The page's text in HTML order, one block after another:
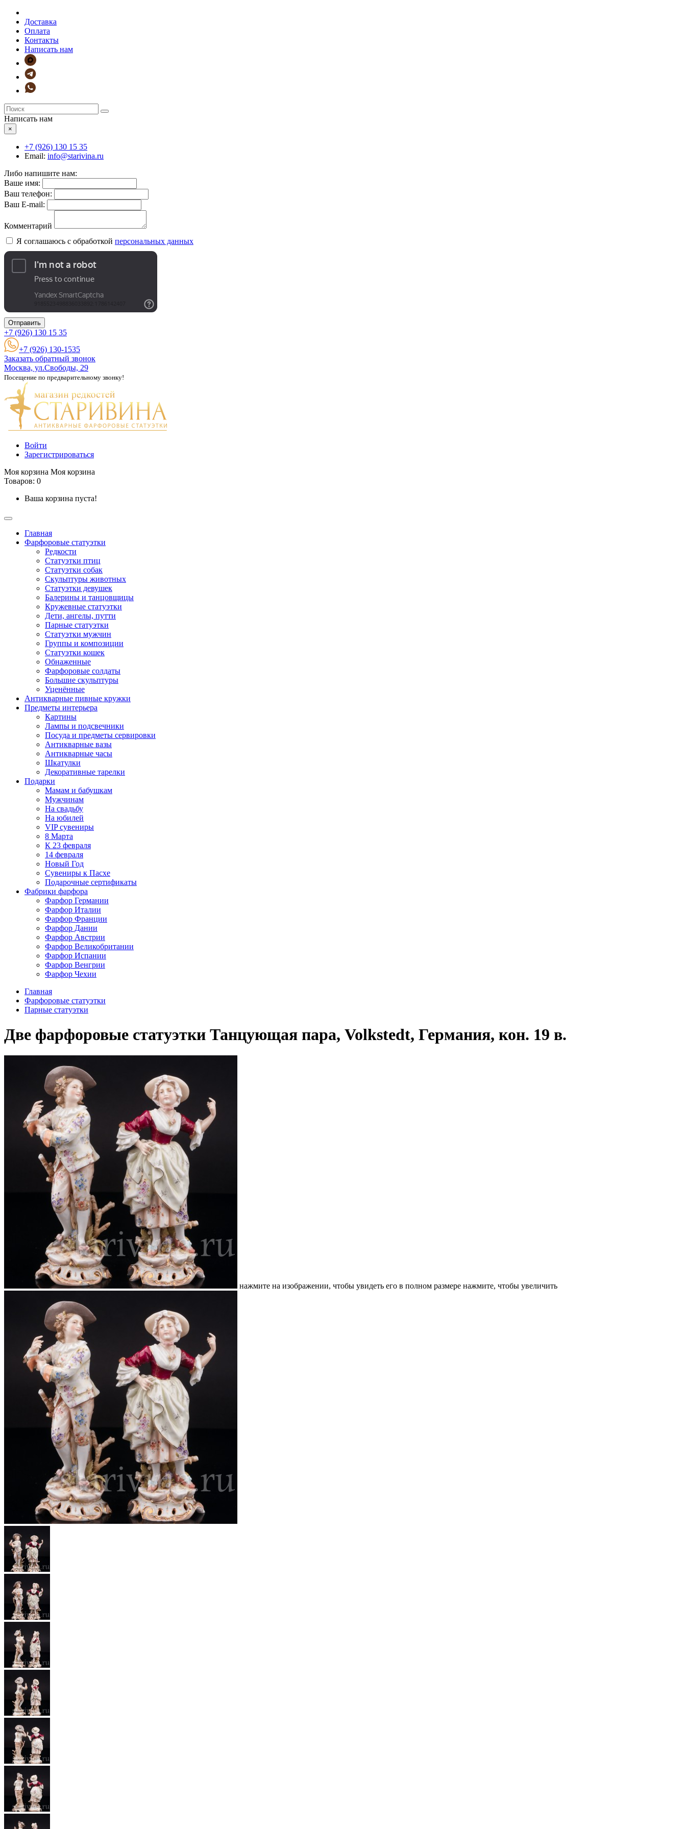
Доставка
Оплата
Контакты
Написать нам
Написать нам
×
+7 (926) 130 15 35
Email: info@starivina.ru
Либо напишите нам:
Ваше имя:
Ваш телефон:
Ваш E-mail:
Комментарий
Я соглашаюсь с обработкой персональных данных
Отправить
+7 (926) 130 15 35
+7 (926) 130-1535
Заказать обратный звонок
Москва, ул.Свободы, 29
Посещение по предварительному звонку!
Войти
Зарегистрироваться
Моя корзина Моя корзина
Товаров: 0
Ваша корзина пуста!
Главная
Фарфоровые статуэтки
Редкости
Cтатуэтки птиц
Cтатуэтки собак
Скульптуры животных
Статуэтки девушек
Балерины и танцовщицы
Кружевные статуэтки
Дети, ангелы, путти
Парные статуэтки
Статуэтки мужчин
Группы и композиции
Статуэтки кошек
Обнаженные
Фарфоровые солдаты
Большие скульптуры
Уценённые
Антикварные пивные кружки
Предметы интерьера
Картины
Лампы и подсвечники
Посуда и предметы сервировки
Антикварные вазы
Антикварные часы
Шкатулки
Декоративные тарелки
Подарки
Мамам и бабушкам
Мужчинам
На свадьбу
На юбилей
VIP сувениры
8 Марта
К 23 февраля
14 февраля
Новый Год
Сувениры к Пасхе
Подарочные сертификаты
Фабрики фарфора
Фарфор Германии
Фарфор Италии
Фарфор Франции
Фарфор Дании
Фарфор Австрии
Фарфор Великобритании
Фарфор Испании
Фарфор Венгрии
Фарфор Чехии
Главная
Фарфоровые статуэтки
Парные статуэтки
Две фарфоровые статуэтки Танцующая пара, Volkstedt, Германия, кон. 19 в.
нажмите на изображении, чтобы увидеть его в полном размере нажмите, чтобы увеличить